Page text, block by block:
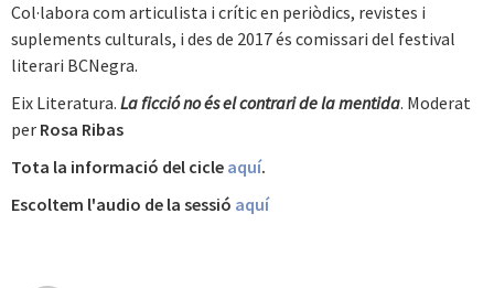
Col·labora com articulista i crític en periòdics, revistes i
suplements culturals, i des de 2017 és comissari del festival
literari BCNegra.
Eix Literatura. La ficció no és el contrari de la mentida. Moderat
per Rosa Ribas
Tota la informació del cicle aquí.
Escoltem l'audio de la sessió aquí